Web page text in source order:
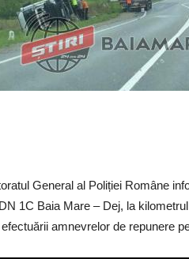
General al Poliției Române
1C Baia Mare – Dej, la
amnevrelor de repunere